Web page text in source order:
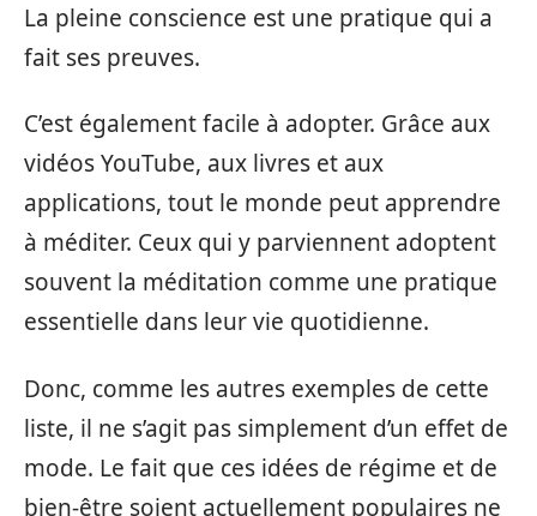
La pleine conscience est une pratique qui a
fait ses preuves.
C’est également facile à adopter. Grâce aux
vidéos YouTube, aux livres et aux
applications, tout le monde peut apprendre
à méditer. Ceux qui y parviennent adoptent
souvent la méditation comme une pratique
essentielle dans leur vie quotidienne.
Donc, comme les autres exemples de cette
liste, il ne s’agit pas simplement d’un effet de
mode. Le fait que ces idées de régime et de
bien-être soient actuellement populaires ne